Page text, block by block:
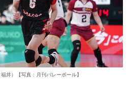
井）【写真：月刊バレーボール】